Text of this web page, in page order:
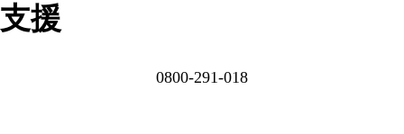
支援
0800-291-018